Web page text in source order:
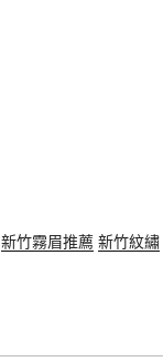
新竹霧眉推薦 新竹紋繡